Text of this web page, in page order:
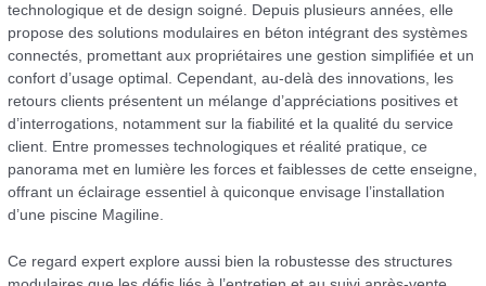
technologique et de design soigné. Depuis plusieurs années, elle
propose des solutions modulaires en béton intégrant des systèmes
connectés, promettant aux propriétaires une gestion simplifiée et un
confort d’usage optimal. Cependant, au-delà des innovations, les
retours clients présentent un mélange d’appréciations positives et
d’interrogations, notamment sur la fiabilité et la qualité du service
client. Entre promesses technologiques et réalité pratique, ce
panorama met en lumière les forces et faiblesses de cette enseigne,
offrant un éclairage essentiel à quiconque envisage l’installation
d’une piscine Magiline.
Ce regard expert explore aussi bien la robustesse des structures